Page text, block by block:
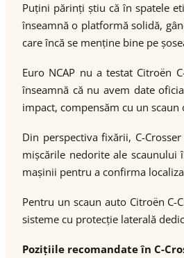
Puțini părinți știu că în spatele
înseamnă o platformă solidă,
care încă se menține bine pe
Euro NCAP nu a testat Citroën
înseamnă că nu avem date
impact, compensăm cu un
Din perspectiva fixării, C-
mișcările nedorite ale
mașinii pentru a confirma
Pentru un scaun auto Citroën
sisteme cu protecție laterală
Pozițiile recomandate în C-